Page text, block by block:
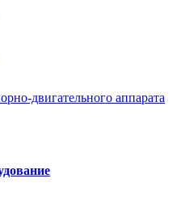
двигательного аппарата